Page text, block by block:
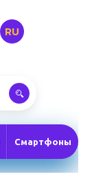
RU
Смартфоны